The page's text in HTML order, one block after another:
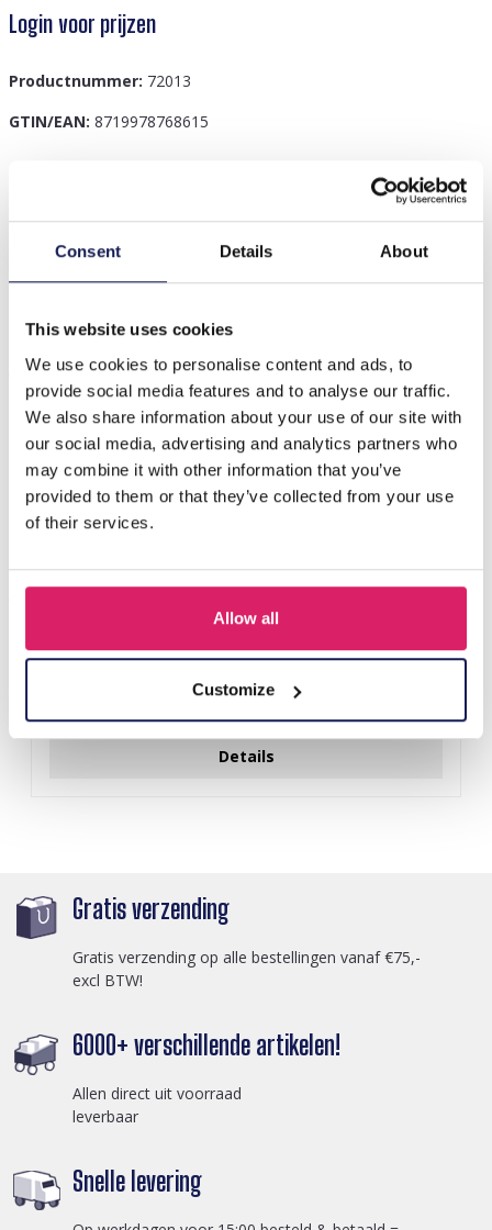
Consent Details About
This website uses cookies
We use cookies to personalise content and ads, to
provide social media features and to analyse our traffic.
We also share information about your use of our site with
our social media, advertising and analytics partners who
may combine it with other information that you’ve
provided to them or that they’ve collected from your use
of their services.
Allow all
Customize
Login voor prijzen
Productnummer: 72013
GTIN/EAN: 8719978768615
E-A15.3 B2670-071-4 Fashion Armband - Enkelbandje
Anderen kochten ook
Z-E2.3 LED Foam Sticks -Multi Color 47x3.5cm
Details
Gratis verzending
Gratis verzending op alle bestellingen vanaf €75,-
excl BTW!
6000+ verschillende artikelen!
Allen direct uit voorraad
leverbaar
Snelle levering